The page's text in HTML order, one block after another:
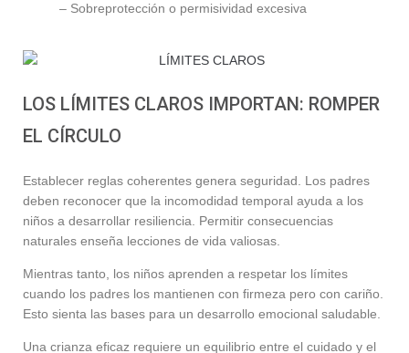
– Sobreprotección o permisividad excesiva
LOS LÍMITES CLAROS IMPORTAN: ROMPER
EL CÍRCULO
Establecer reglas coherentes genera seguridad. Los padres
deben reconocer que la incomodidad temporal ayuda a los
niños a desarrollar resiliencia. Permitir consecuencias
naturales enseña lecciones de vida valiosas.
Mientras tanto, los niños aprenden a respetar los límites
cuando los padres los mantienen con firmeza pero con cariño.
Esto sienta las bases para un desarrollo emocional saludable.
Una crianza eficaz requiere un equilibrio entre el cuidado y el